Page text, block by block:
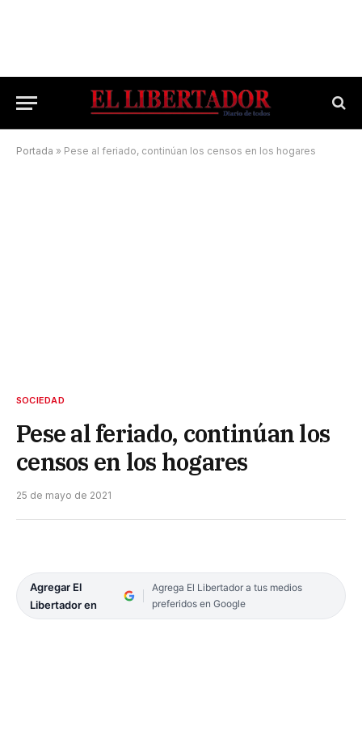
Portada » Pese al feriado, continúan los censos en los hogares
SOCIEDAD
Pese al feriado, continúan los
censos en los hogares
25 de mayo de 2021
Agregar El
Libertador en
Agrega El Libertador a tus medios
preferidos en Google